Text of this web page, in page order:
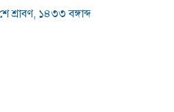
১৪৩৩ বঙ্গাব্দ